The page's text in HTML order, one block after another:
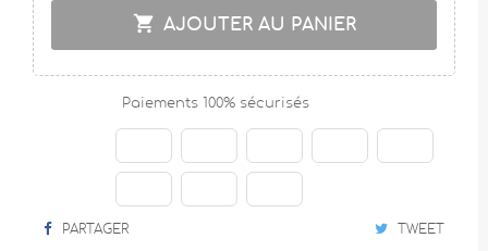
 AJOUTER AU PANIER
Paiements 100% sécurisés
PARTAGER TWEET